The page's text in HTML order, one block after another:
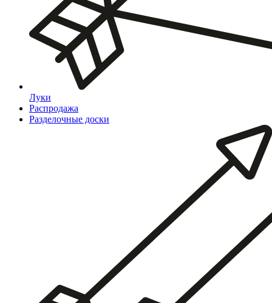
Луки
Распродажа
Разделочные доски